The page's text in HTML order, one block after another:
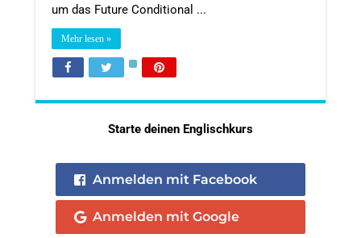
um das Future Conditional ...
Mehr lesen »
Starte deinen Englischkurs
Anmelden mit Facebook
Anmelden mit Google